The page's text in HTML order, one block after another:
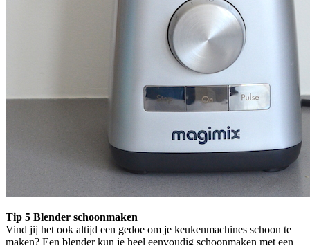
Tip 5 Blender schoonmaken
Vind jij het ook altijd een gedoe om je keukenmachines schoon te
maken? Een blender kun je heel eenvoudig schoonmaken met een